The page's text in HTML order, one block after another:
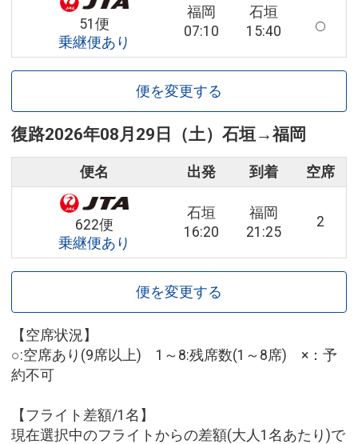
51便
乗継便あり
福岡
07:10
石垣
15:40
便を変更する
復路2026年08月29日（土） 石垣→福岡
便名 出発 到着 空席
622便
乗継便あり
石垣
16:20
福岡
21:25
2
便を変更する
【空席状況】
○:空席あり(9席以上) 1～8:残席数(1～8席) ×：予
約不可
【フライト差額/1名】
現在選択中のフライトからの差額(大人1名あたり)で